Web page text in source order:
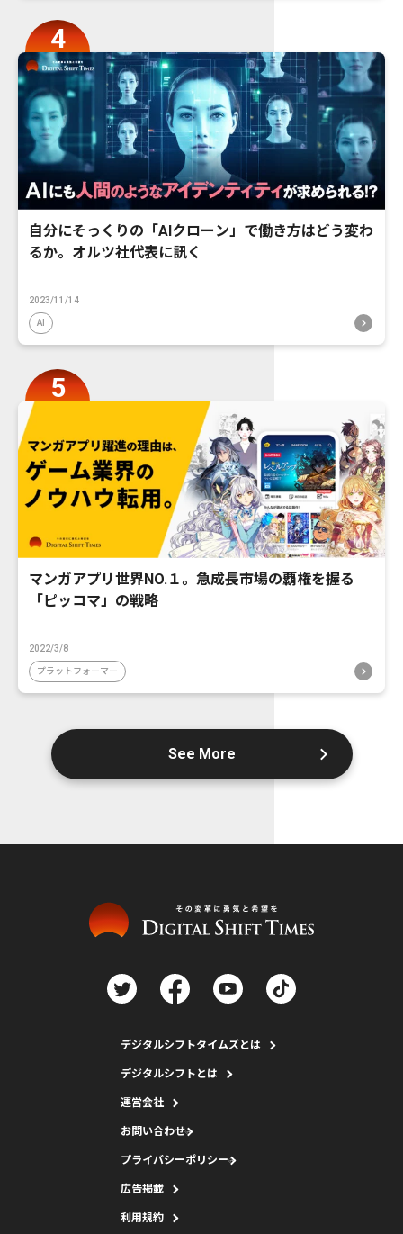
自分にそっくりの「AIクローン」で働き方はどう変わ
るか。オルツ社代表に訊く
2023/11/14
AI
マンガアプリ世界NO.１。急成長市場の覇権を握る
「ピッコマ」の戦略
2022/3/8
プラットフォーマー
See More
デジタルシフトタイムズとは
デジタルシフトとは
運営会社
お問い合わせ
プライバシーポリシー
広告掲載
利用規約